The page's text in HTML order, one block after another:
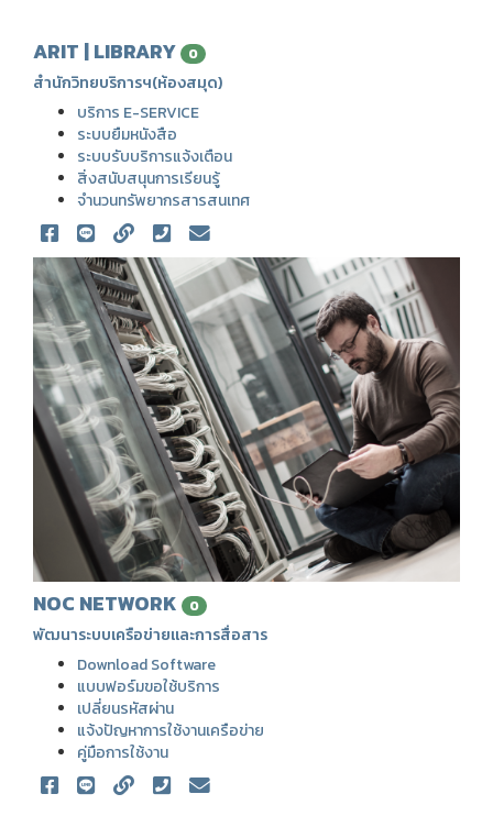
ARIT | LIBRARY 0
สำนักวิทยบริการฯ(ห้องสมุด)
บริการ E-SERVICE
ระบบยืมหนังสือ
ระบบรับบริการแจ้งเตือน
สิ่งสนับสนุนการเรียนรู้
จำนวนทรัพยากรสารสนเทศ
NOC NETWORK 0
พัฒนาระบบเครือข่ายและการสื่อสาร
Download Software
แบบฟอร์มขอใช้บริการ
เปลี่ยนรหัสผ่าน
แจ้งปัญหาการใช้งานเครือข่าย
คู่มือการใช้งาน